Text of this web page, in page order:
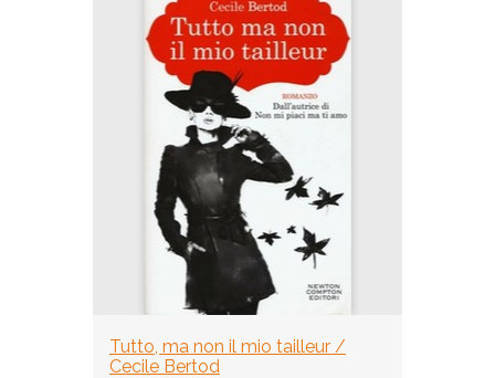
Tutto, ma non il mio tailleur /
Cecile Bertod